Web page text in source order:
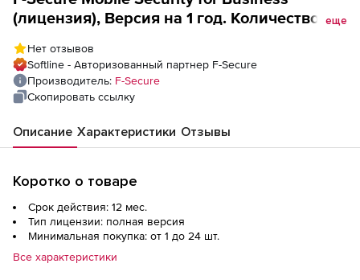
(лицензия), Версия на 1 год. Количество
еще
Нет отзывов
Softline - Авторизованный партнер F-Secure
Производитель: F-Secure
Скопировать ссылку
Описание Характеристики Отзывы
Коротко о товаре
Срок действия: 12 мес.
Тип лицензии: полная версия
Минимальная покупка: от 1 до 24 шт.
Все характеристики